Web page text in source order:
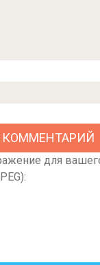
для